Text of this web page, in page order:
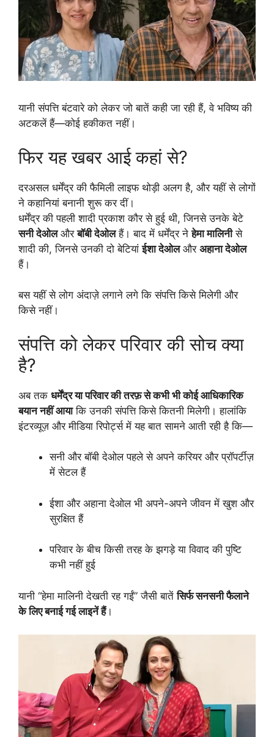
यानी संपत्ति बंटवारे को लेकर जो बातें कही जा रही हैं, वे भविष्य की
अटकलें हैं—कोई हकीकत नहीं।
फिर यह खबर आई कहां से?
दरअसल धर्मेंद्र की फैमिली लाइफ थोड़ी अलग है, और यहीं से लोगों
ने कहानियां बनानी शुरू कर दीं।
धर्मेंद्र की पहली शादी प्रकाश कौर से हुई थी, जिनसे उनके बेटे
सनी देओलऔरबॉबी देओलहैं। बाद में धर्मेंद्र नेहेमा मालिनीसे
शादी की, जिनसे उनकी दो बेटियांईशा देओलऔर अहाना देओल
हैं।
बस यहीं से लोग अंदाज़े लगाने लगे कि संपत्ति किसे मिलेगी और
किसे नहीं।
संपत्ति को लेकर परिवार की सोच क्या
है?
अब तक धर्मेंद्र या परिवार की तरफ़ से कभी भी कोई आधिकारिक
बयान नहीं आयाकि उनकी संपत्ति किसे कितनी मिलेगी। हालांकि
इंटरव्यूज़ और मीडिया रिपोर्ट्स में यह बात सामने आती रही है कि—
सनी और बॉबी देओल पहले से अपने करियर और प्रॉपर्टीज़
में सेटल हैं
ईशा और अहाना देओल भी अपने-अपने जीवन में खुश और
सुरक्षित हैं
परिवार के बीच किसी तरह के झगड़े या विवाद की पुष्टि
कभी नहीं हुई
यानी “हेमा मालिनी देखती रह गईं” जैसी बातेंसिर्फ सनसनी फैलाने
के लिए बनाई गई लाइनें हैं।